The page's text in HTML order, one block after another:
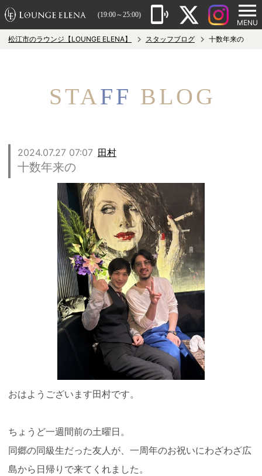
MENU
(19:00～25:00)
松江市のラウンジ【LOUNGE ELENA】 スタッフブログ 十数年来の
STAFF BLOG
2024.07.27 07:07 田村
十数年来の
おはようございます田村です。
ちょうど一週間前の土曜日。
同郷の同級生だった友人が、一周年のお祝いにわざわざ広
島から日帰りで来てくれました。